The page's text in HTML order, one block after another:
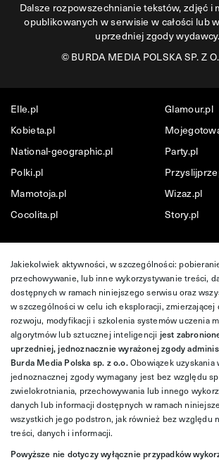
Dalsze rozpowszechnianie tekstów, zdjęć i
opublikowanych w serwisie w całości lub
uprzedniej zgody wydawcy.
©BURDA MEDIA POLSKA SP. Z
Elle.pl
Glamour.pl
Kobieta.pl
National-geographic.pl
Party.pl
Polki.pl
Mamotoja.pl
Wizaz.pl
Cocolita.pl
Story.pl
Jakiekolwiek aktywności, w szczególności:
przechowywanie, lub inne wykorzystywanie treści,
dostępnych w ramach niniejszego serwisu oraz
w szczególności w celu ich eksploracji, zmierzającej
rozwoju, modyfikacji i szkolenia systemów uczenia
algorytmów lub sztucznej inteligencji jest
uprzedniej, jednoznacznie wyrażonej zgody
Burda Media Polska sp. z o.o.Obowiązek uzyskania
jednoznacznej zgody wymagany jest bez względu
zwielokrotniania, przechowywania lub innego
danych lub informacji dostępnych w ramach
wszystkich jego podstron, jak również bez względu
treści, danych i informacji.
Powyższe nie dotyczy wyłącznie przypadków